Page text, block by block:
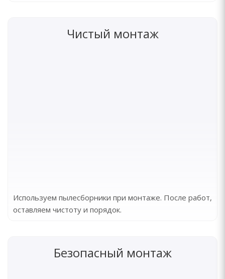
Чистый монтаж
Используем пылесборники при монтаже. После работ,
оставляем чистоту и порядок.
Безопасный монтаж